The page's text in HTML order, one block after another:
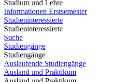
Studium und Lehre
Informationen Erstsemester
Studieninteressierte
Studieninteressierte
Suche
Studiengänge
Studiengänge
Auslaufende Studiengänge
Ausland und Praktikum